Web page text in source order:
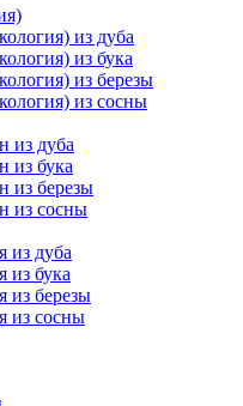
из дуба
из бука
из березы
из сосны
из дуба
из бука
из березы
из сосны
из дуба
из бука
из березы
из сосны